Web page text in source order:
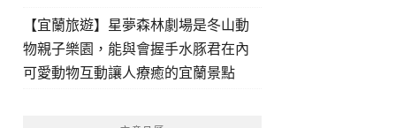
【宜蘭旅遊】星夢森林劇場是冬山動
物親子樂園，能與會握手水豚君在內
可愛動物互動讓人療癒的宜蘭景點